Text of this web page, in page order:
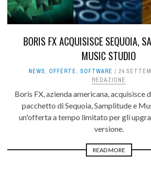
BORIS FX ACQUISISCE SEQUOIA,
MUSIC STUDIO
NEWS, OFFERTE, SOFTWARE 24
REDAZIONE
Boris FX, azienda americana, acquisisce
pacchetto di Sequoia, Samplitude e
un'offerta a tempo limitato per gli
versione.
READ MORE